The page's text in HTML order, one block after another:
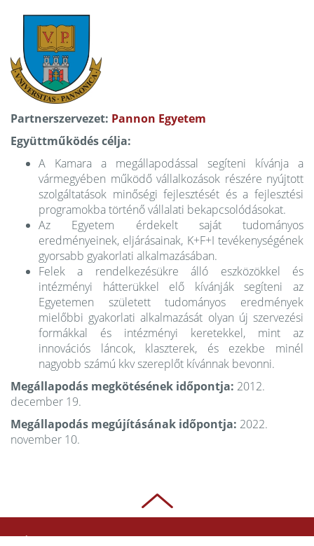
Partnerszervezet: Pannon Egyetem
Együttműködés célja:
A Kamara a megállapodással segíteni kívánja a
vármegyében működő vállalkozások részére nyújtott
szolgáltatások minőségi fejlesztését és a fejlesztési
programokba történő vállalati bekapcsolódásokat.
Az Egyetem érdekelt saját tudományos
eredményeinek, eljárásainak, K+F+I tevékenységének
gyorsabb gyakorlati alkalmazásában.
Felek a rendelkezésükre álló eszközökkel és
intézményi hátterükkel elő kívánják segíteni az
Egyetemen született tudományos eredmények
mielőbbi gyakorlati alkalmazását olyan új szervezési
formákkal és intézményi keretekkel, mint az
innovációs láncok, klaszterek, és ezekbe minél
nagyobb számú kkv szereplőt kívánnak bevonni.
Megállapodás megkötésének időpontja: 2012.
december 19.
Megállapodás megújításának időpontja: 2022.
november 10.